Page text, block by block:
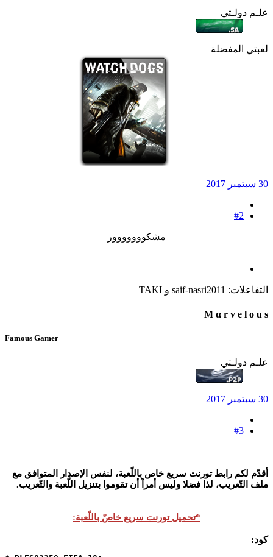
علـم دولـتي
لعبتي المفضلة
30 سبتمبر 2017
#2
مشكووووووور​
التفاعلات: saif-nasri2011 و TAKI
M α r v e l o u s
Famous Gamer
علـم دولـتي
30 سبتمبر 2017
#3
أقدّم لكم رابط تورنت سريع خاص باللّعبة، لنفس الإصدار المتوافق مع
ملف التّعريب، لذا فضلا وليس أمراً أن تقوموا بتنزيل اللّعبة والتّعريب.
*تحميل تورنت سريع خاصّ باللّعبة:
كود: